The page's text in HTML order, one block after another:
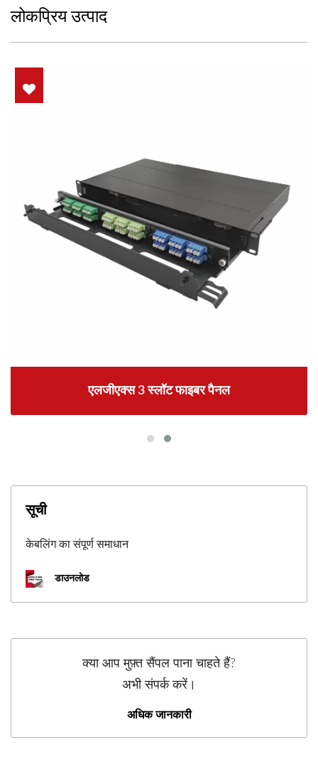
लोकप्रिय उत्पाद
एलजीएक्स 3 स्लॉट फाइबर पैनल
सूची
केबलिंग का संपूर्ण समाधान
डाउनलोड
क्या आप मुफ़्त सैंपल पाना चाहते हैं?
अभी संपर्क करें।
अधिक जानकारी